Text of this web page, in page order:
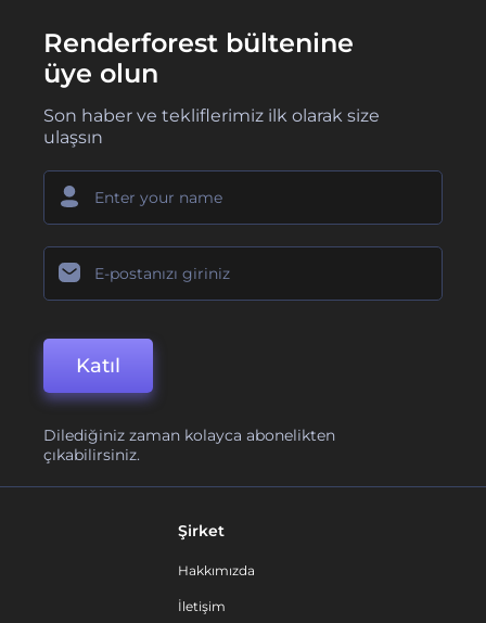
Renderforest bültenine
üye olun
Son haber ve tekliflerimiz ilk olarak size
ulaşsın
Katıl
Dilediğiniz zaman kolayca abonelikten
çıkabilirsiniz.
Şirket
Hakkımızda
İletişim